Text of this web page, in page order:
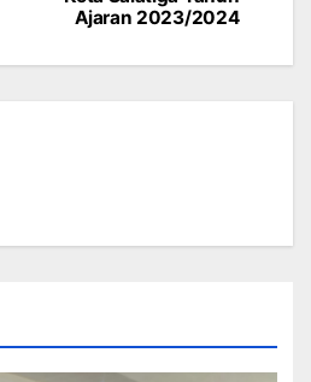
Ajaran 2023/2024